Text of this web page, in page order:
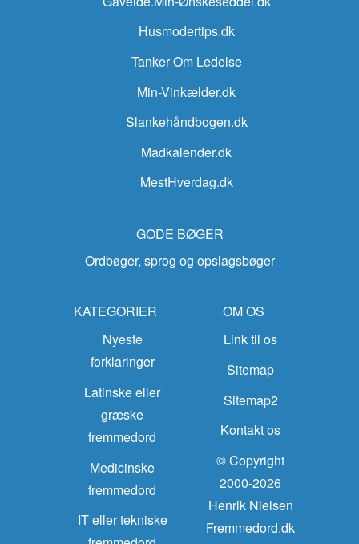
Husmodertips.dk
Tanker Om Ledelse
Min-Vinkælder.dk
Slankehåndbogen.dk
Madkalender.dk
MestHverdag.dk
GODE BØGER
Ordbøger, sprog og opslagsbøger
KATEGORIER
Nyeste
forklaringer
Latinske eller
græske
fremmedord
Medicinske
fremmedord
IT eller tekniske
OM OS
Link til os
Sitemap
Sitemap2
Kontakt os
© Copyright
2000-2026
Henrik Nielsen
Fremmedord.dk